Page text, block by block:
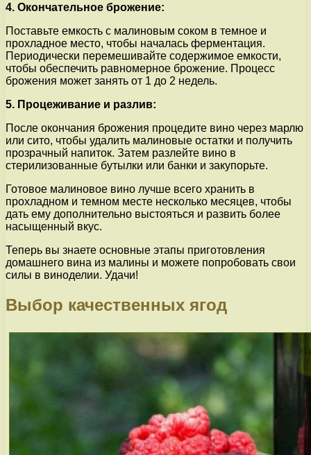
4. Окончательное брожение:
Поставьте емкость с малиновым соком в темное и
прохладное место, чтобы началась ферментация.
Периодически перемешивайте содержимое емкости,
чтобы обеспечить равномерное брожение. Процесс
брожения может занять от 1 до 2 недель.
5. Процеживание и разлив:
После окончания брожения процедите вино через марлю
или сито, чтобы удалить малиновые остатки и получить
прозрачный напиток. Затем разлейте вино в
стерилизованные бутылки или банки и закупорьте.
Готовое малиновое вино лучше всего хранить в
прохладном и темном месте несколько месяцев, чтобы
дать ему дополнительно выстояться и развить более
насыщенный вкус.
Теперь вы знаете основные этапы приготовления
домашнего вина из малины и можете попробовать свои
силы в виноделии. Удачи!
Выбор качественных ягод